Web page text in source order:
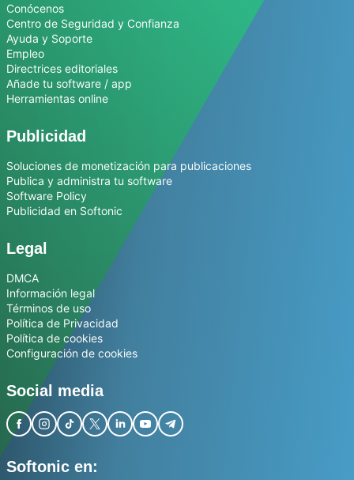
Conócenos
Centro de Seguridad y Confianza
Ayuda y Soporte
Empleo
Directrices editoriales
Añade tu software / app
Herramientas online
Publicidad
Soluciones de monetización para publicaciones
Publica y administra tu software
Software Policy
Publicidad en Softonic
Legal
DMCA
Información legal
Términos de uso
Política de Privacidad
Política de cookies
Configuración de cookies
Social media
Softonic en: